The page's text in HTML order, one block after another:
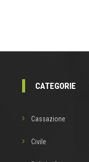
CATEGORIE
Cassazione
Civile